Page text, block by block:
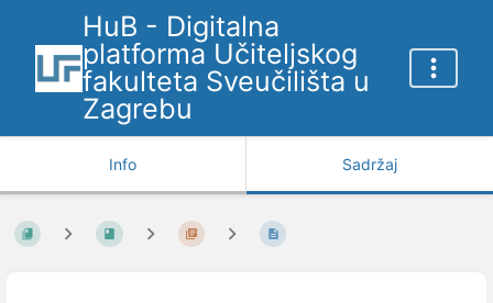
HuB - Digitalna
platforma Učiteljskog
fakulteta Sveučilišta u
Zagrebu
Info Sadržaj